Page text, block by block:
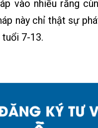
vào nhiều răng
này chỉ thật sự
7-13.